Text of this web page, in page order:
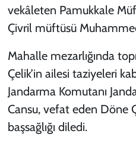
vekâleten Pamukkale
Çivril müftüsü
Mahalle mezarlığında
Çelik’in ailesi taziyeleri
Jandarma Komutanı
Cansu, vefat eden Döne
başsağlığı diledi.